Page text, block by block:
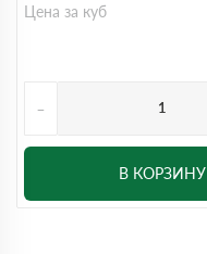
Цена за куб
-
В КОРЗИНУ